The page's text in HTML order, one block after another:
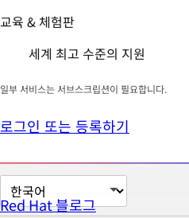
교육 & 체험판
세계 최고 수준의 지원
일부 서비스는 서브스크립션이 필요합니다.
로그인 또는 등록하기
페
이
Red Hat 블로그